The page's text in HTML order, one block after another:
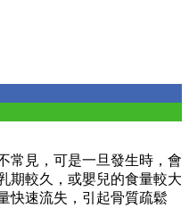
常見，可是一旦發生時，會
期較久，或嬰兒的食量較大
快速流失，引起骨質疏鬆